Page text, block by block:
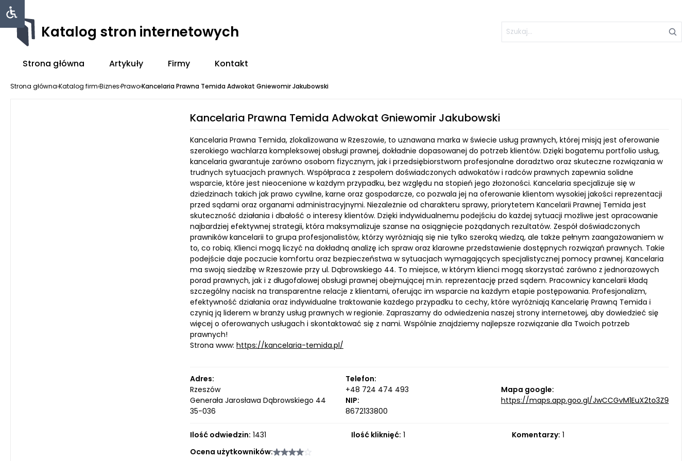
Katalog stron internetowych
Strona główna Artykuły Firmy Kontakt
Strona główna›Katalog firm›Biznes›Prawo›Kancelaria Prawna Temida Adwokat Gniewomir Jakubowski
Kancelaria Prawna Temida Adwokat Gniewomir Jakubowski
Kancelaria Prawna Temida, zlokalizowana w Rzeszowie, to uznawana marka w świecie usług prawnych, której misją jest oferowanie
szerokiego wachlarza kompleksowej obsługi prawnej, dokładnie dopasowanej do potrzeb klientów. Dzięki bogatemu portfolio usług,
kancelaria gwarantuje zarówno osobom fizycznym, jak i przedsiębiorstwom profesjonalne doradztwo oraz skuteczne rozwiązania w
trudnych sytuacjach prawnych. Współpraca z zespołem doświadczonych adwokatów i radców prawnych zapewnia solidne
wsparcie, które jest nieocenione w każdym przypadku, bez względu na stopień jego złożoności. Kancelaria specjalizuje się w
dziedzinach takich jak prawo cywilne, karne oraz gospodarcze, co pozwala jej na oferowanie klientom wysokiej jakości reprezentacji
przed sądami oraz organami administracyjnymi. Niezależnie od charakteru sprawy, priorytetem Kancelarii Prawnej Temida jest
skuteczność działania i dbałość o interesy klientów. Dzięki indywidualnemu podejściu do każdej sytuacji możliwe jest opracowanie
najbardziej efektywnej strategii, która maksymalizuje szanse na osiągnięcie pożądanych rezultatów. Zespół doświadczonych
prawników kancelarii to grupa profesjonalistów, którzy wyróżniają się nie tylko szeroką wiedzą, ale także pełnym zaangażowaniem w
to, co robią. Klienci mogą liczyć na dokładną analizę ich spraw oraz klarowne przedstawienie dostępnych rozwiązań prawnych. Takie
podejście daje poczucie komfortu oraz bezpieczeństwa w sytuacjach wymagających specjalistycznej pomocy prawnej. Kancelaria
ma swoją siedzibę w Rzeszowie przy ul. Dąbrowskiego 44. To miejsce, w którym klienci mogą skorzystać zarówno z jednorazowych
porad prawnych, jak i z długofalowej obsługi prawnej obejmującej m.in. reprezentację przed sądem. Pracownicy kancelarii kładą
szczególny nacisk na transparentne relacje z klientami, oferując im wsparcie na każdym etapie postępowania. Profesjonalizm,
efektywność działania oraz indywidualne traktowanie każdego przypadku to cechy, które wyróżniają Kancelarię Prawną Temida i
czynią ją liderem w branży usług prawnych w regionie. Zapraszamy do odwiedzenia naszej strony internetowej, aby dowiedzieć się
więcej o oferowanych usługach i skontaktować się z nami. Wspólnie znajdziemy najlepsze rozwiązanie dla Twoich potrzeb
prawnych!
Strona www: https://kancelaria-temida.pl/
Adres:
Rzeszów
Generała Jarosława Dąbrowskiego 44
35-036
Telefon:
+48 724 474 493
NIP:
8672133800
Mapa google:
https://maps.app.goo.gl/JwCCGvM1EuX2to3Z9
Ilość odwiedzin: 1431 Ilość kliknięć: 1 Komentarzy: 1
Ocena użytkowników: